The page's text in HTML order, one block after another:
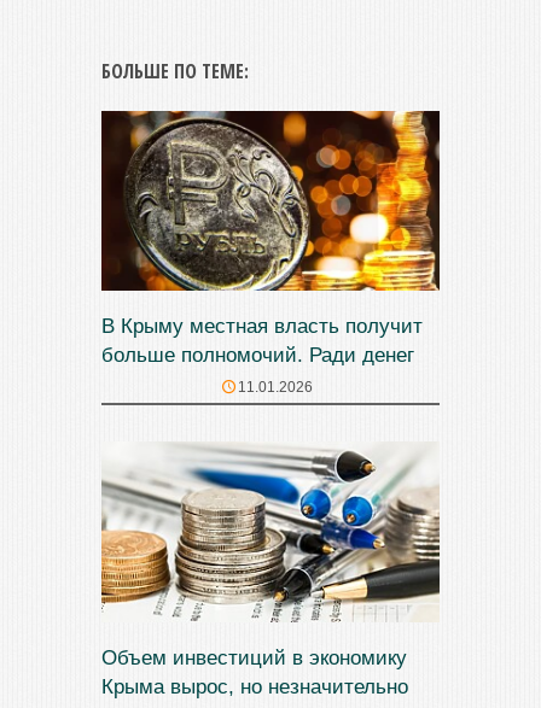
БОЛЬШЕ ПО ТЕМЕ:
В Крыму местная власть получит
больше полномочий. Ради денег
11.01.2026
Объем инвестиций в экономику
Крыма вырос, но незначительно